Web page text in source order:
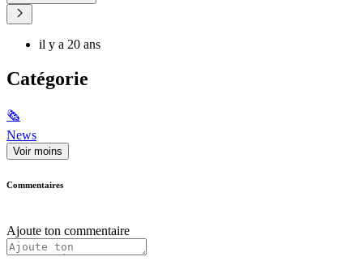
il y a 20 ans
Catégorie
🗞
News
Voir moins
Commentaires
Ajoute ton commentaire